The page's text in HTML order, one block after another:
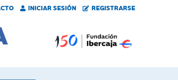
INICIAR SESIÓN REGISTRARSE